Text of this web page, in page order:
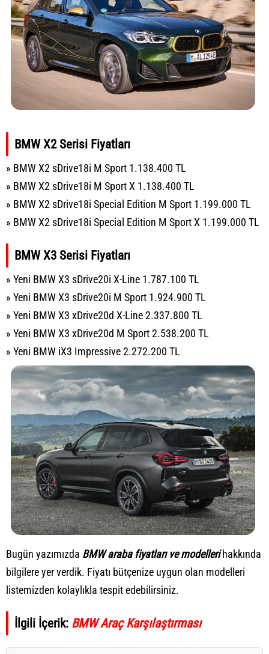
BMW X2 Serisi Fiyatları
» BMW X2 sDrive18i M Sport 1.138.400 TL
» BMW X2 sDrive18i M Sport X 1.138.400 TL
» BMW X2 sDrive18i Special Edition M Sport 1.199.000 TL
» BMW X2 sDrive18i Special Edition M Sport X 1.199.000 TL
BMW X3 Serisi Fiyatları
» Yeni BMW X3 sDrive20i X-Line 1.787.100 TL
» Yeni BMW X3 sDrive20i M Sport 1.924.900 TL
» Yeni BMW X3 xDrive20d X-Line 2.337.800 TL
» Yeni BMW X3 xDrive20d M Sport 2.538.200 TL
» Yeni BMW iX3 Impressive 2.272.200 TL
Bugün yazımızda BMW araba fiyatları ve modellerihakkında
bilgilere yer verdik. Fiyatı bütçenize uygun olan modelleri
listemizden kolaylıkla tespit edebilirsiniz.
İlgili İçerik: BMW Araç Karşılaştırması